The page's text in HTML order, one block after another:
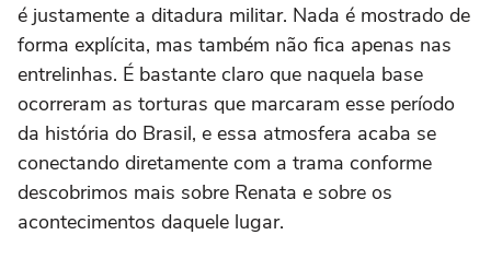
é justamente a ditadura militar. Nada é mostrado de
forma explícita, mas também não fica apenas nas
entrelinhas. É bastante claro que naquela base
ocorreram as torturas que marcaram esse período
da história do Brasil, e essa atmosfera acaba se
conectando diretamente com a trama conforme
descobrimos mais sobre Renata e sobre os
acontecimentos daquele lugar.